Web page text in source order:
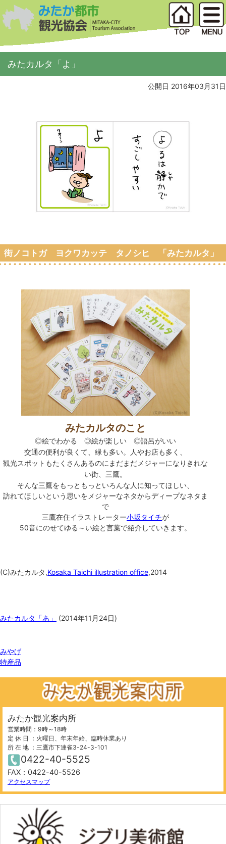
みたカルタ「よ」
公開日 2016年03月31日
街ノコトガ ヨクワカッテ タノシヒ 「みたカルタ」
みたカルタのこと
◎絵でわかる ◎絵が楽しい ◎語呂がいい
交通の便利が良くて、緑も多い。人やお店も多く、
観光スポットもたくさんあるのにまだまだメジャーになりきれな
い街、三鷹。
そんな三鷹をもっともっといろんな人に知ってほしい、
訪れてほしいという思いをメジャーなネタからディープなネタま
で
三鷹在住イラストレーター小坂タイチが
50音にのせてゆる～い絵と言葉で紹介していきます。
(C)みたカルタ,Kosaka Taichi illustration office,2014
みたカルタ「あ」 (2014年11月24日)
みやげ
特産品
みたか観光案内所
営業時間：9時～18時
定 休 日 ：火曜日、年末年始、臨時休業あり
所 在 地 ：三鷹市下連雀3-24-3-101
0422-40-5525
FAX：0422-40-5526
アクセスマップ